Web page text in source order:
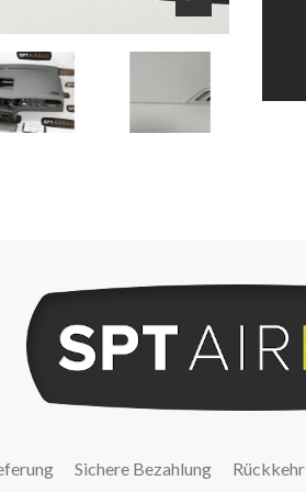
Sichere Bezahlung Rückkehr